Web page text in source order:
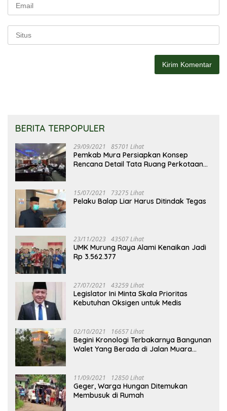
BERITA TERPOPULER
29/09/2021 85701 Lihat
Pemkab Mura Persiapkan Konsep
Rencana Detail Tata Ruang Perkotaan
15/07/2021 73275 Lihat
Pelaku Balap Liar Harus Ditindak Tegas
23/11/2023 43507 Lihat
UMK Murung Raya Alami Kenaikan Jadi
Rp 3.562.377
27/07/2021 43259 Lihat
Legislator Ini Minta Skala Prioritas
Kebutuhan Oksigen untuk Medis
02/10/2021 16657 Lihat
Begini Kronologi Terbakarnya Bangunan
Walet Yang Berada di Jalan Muara
11/09/2021 12850 Lihat
Geger, Warga Hungan Ditemukan
Membusuk di Rumah